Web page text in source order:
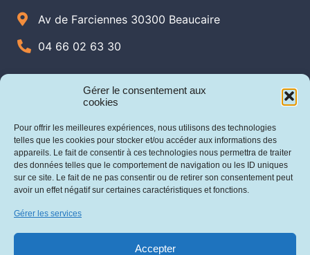
Gérer le consentement aux
cookies
Pour offrir les meilleures expériences, nous utilisons des technologies
telles que les cookies pour stocker et/ou accéder aux informations des
appareils. Le fait de consentir à ces technologies nous permettra de traiter
des données telles que le comportement de navigation ou les ID uniques
sur ce site. Le fait de ne pas consentir ou de retirer son consentement peut
avoir un effet négatif sur certaines caractéristiques et fonctions.
Gérer les services
Accepter
Av de Farciennes 30300 Beaucaire
04 66 02 63 30